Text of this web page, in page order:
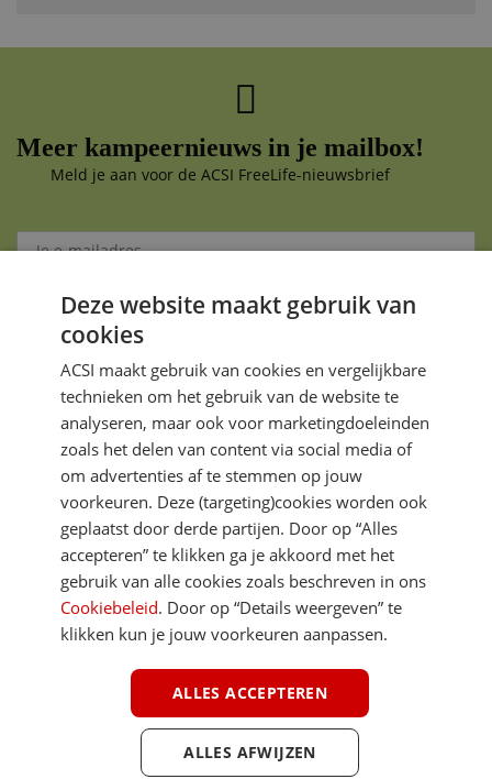
Meer kampeernieuws in je mailbox!
Meld je aan voor de ACSI FreeLife-nieuwsbrief
Aanmelden
Je gegevens zijn veilig en worden niet gedeeld met anderen
DIRECT NAAR
MEER ACSI FREELIFE
Deze website maakt gebruik van
cookies
ACSI maakt gebruik van cookies en vergelijkbare
technieken om het gebruik van de website te
analyseren, maar ook voor marketingdoeleinden
zoals het delen van content via social media of
om advertenties af te stemmen op jouw
voorkeuren. Deze (targeting)cookies worden ook
geplaatst door derde partijen. Door op “Alles
accepteren” te klikken ga je akkoord met het
gebruik van alle cookies zoals beschreven in ons
Cookiebeleid. Door op “Details weergeven” te
klikken kun je jouw voorkeuren aanpassen.
ALLES ACCEPTEREN
ALLES AFWIJZEN